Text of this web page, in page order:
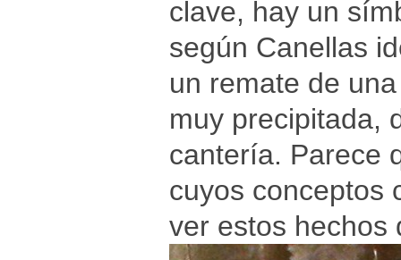
clave, hay un
según Canellas
un remate de
muy precipitada,
cantería. Parece
cuyos conceptos
ver estos hechos